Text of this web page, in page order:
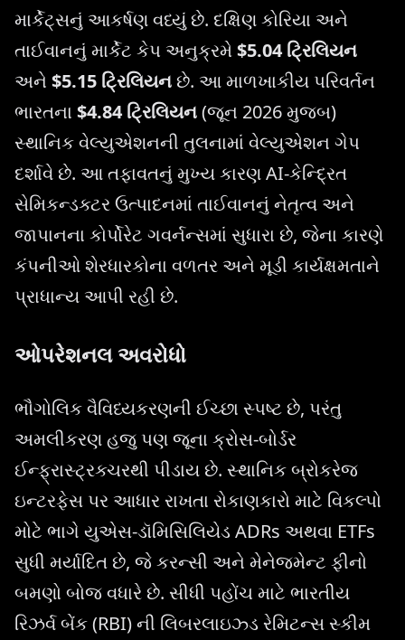
માર્કેટ્સનું આકર્ષણ વધ્યું છે. દક્ષિણ કોરિયા અને
તાઈવાનનું માર્કેટ કેપ અનુક્રમે$5.04 ટ્રિલિયન
અને $5.15 ટ્રિલિયનછે. આ માળખાકીય પરિવર્તન
ભારતના $4.84 ટ્રિલિયન(જૂન 2026 મુજબ)
સ્થાનિક વેલ્યુએશનની તુલનામાં વેલ્યુએશન ગેપ
દર્શાવે છે. આ તફાવતનું મુખ્ય કારણ AI-કેન્દ્રિત
સેમિકન્ડક્ટર ઉત્પાદનમાં તાઈવાનનું નેતૃત્વ અને
જાપાનના કોર્પોરેટ ગવર્નન્સમાં સુધારા છે, જેના કારણે
કંપનીઓ શેરધારકોના વળતર અને મૂડી કાર્યક્ષમતાને
પ્રાધાન્ય આપી રહી છે.
ઓપરેશનલ અવરોધો
ભૌગોલિક વૈવિધ્યકરણની ઈચ્છા સ્પષ્ટ છે, પરંતુ
અમલીકરણ હજુ પણ જૂના ક્રોસ-બોર્ડર
ઈન્ફ્રાસ્ટ્રક્ચરથી પીડાય છે. સ્થાનિક બ્રોકરેજ
ઇન્ટરફેસ પર આધાર રાખતા રોકાણકારો માટે વિકલ્પો
મોટે ભાગે યુએસ-ડૉમિસિલિયેડ ADRs અથવા ETFs
સુધી મર્યાદિત છે, જે કરન્સી અને મેનેજમેન્ટ ફીનો
બમણો બોજ વધારે છે. સીધી પહોંચ માટે ભારતીય
રિઝર્વ બેંક (RBI) ની લિબરલાઇઝ્ડ રેમિટન્સ સ્કીમ